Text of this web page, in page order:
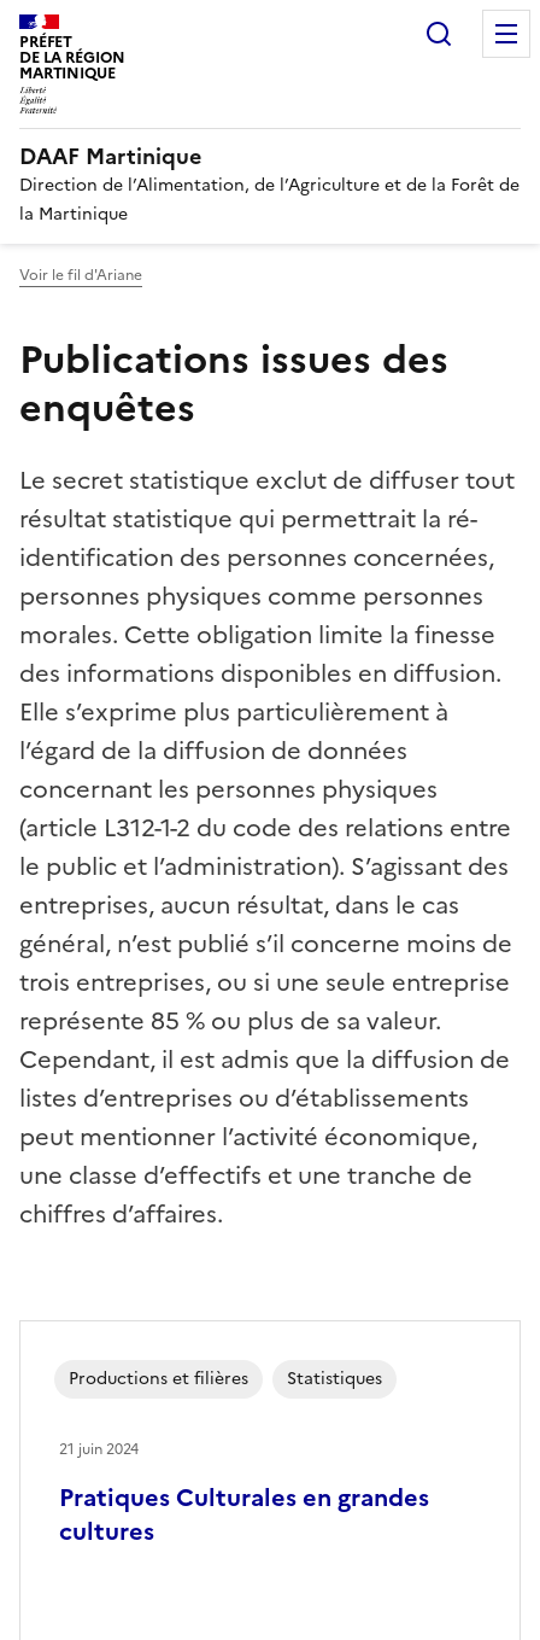
PRÉFET
DE LA RÉGION
MARTINIQUE
DAAF Martinique
Direction de l’Alimentation, de l’Agriculture et de la Forêt de
la Martinique
Voir le fil d'Ariane
Publications issues des
enquêtes
Le secret statistique exclut de diffuser tout
résultat statistique qui permettrait la ré-
identification des personnes concernées,
personnes physiques comme personnes
morales. Cette obligation limite la finesse
des informations disponibles en diffusion.
Elle s’exprime plus particulièrement à
l’égard de la diffusion de données
concernant les personnes physiques
(article L312-1-2 du code des relations entre
le public et l’administration). S’agissant des
entreprises, aucun résultat, dans le cas
général, n’est publié s’il concerne moins de
trois entreprises, ou si une seule entreprise
représente 85 % ou plus de sa valeur.
Cependant, il est admis que la diffusion de
listes d’entreprises ou d’établissements
peut mentionner l’activité économique,
une classe d’effectifs et une tranche de
chiffres d’affaires.
Pratiques Culturales en grandes
cultures
Productions et filières Statistiques
21 juin 2024